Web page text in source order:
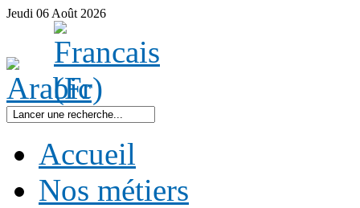
Jeudi 06 Août 2026
Accueil
Nos métiers